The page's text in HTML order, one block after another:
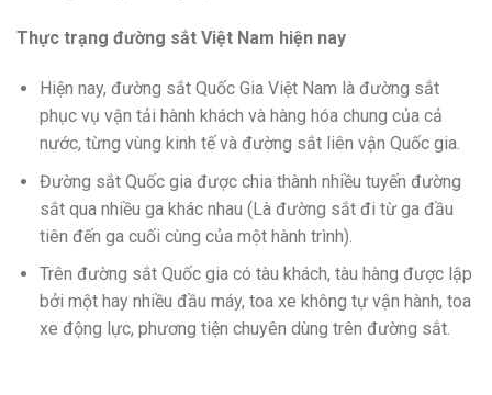
Thực trạng đường sắt Việt Nam hiện nay
Hiện nay, đường sắt Quốc Gia Việt Nam là đường sắt
phục vụ vận tải hành khách và hàng hóa chung của cả
nước, từng vùng kinh tế và đường sắt liên vận Quốc gia.
Đường sắt Quốc gia được chia thành nhiều tuyến đường
sắt qua nhiều ga khác nhau (Là đường sắt đi từ ga đầu
tiên đến ga cuối cùng của một hành trình).
Trên đường sắt Quốc gia có tàu khách, tàu hàng được lập
bởi một hay nhiều đầu máy, toa xe không tự vận hành, toa
xe động lực, phương tiện chuyên dùng trên đường sắt.